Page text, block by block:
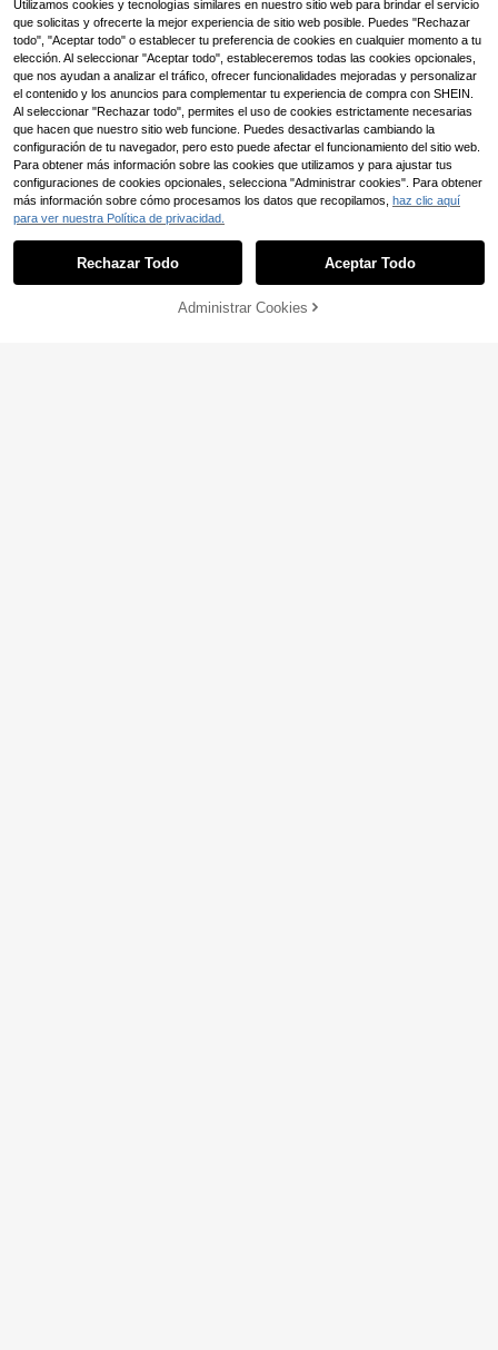
el cabello elásticos para yoga y dep
ortes, versátiles para uso diario y m
últiples ocasiones
AÑADIR A LA BOLSA
Utilizamos cookies y tecnologías similares en nuestro sitio web para brindar el servicio
que solicitas y ofrecerte la mejor experiencia de sitio web posible. Puedes "Rechazar
todo", "Aceptar todo" o establecer tu preferencia de cookies en cualquier momento a tu
elección. Al seleccionar "Aceptar todo", estableceremos todas las cookies opcionales,
que nos ayudan a analizar el tráfico, ofrecer funcionalidades mejoradas y personalizar
el contenido y los anuncios para complementar tu experiencia de compra con SHEIN.
Al seleccionar "Rechazar todo", permites el uso de cookies estrictamente necesarias
que hacen que nuestro sitio web funcione. Puedes desactivarlas cambiando la
configuración de tu navegador, pero esto puede afectar el funcionamiento del sitio web.
Para obtener más información sobre las cookies que utilizamos y para ajustar tus
configuraciones de cookies opcionales, selecciona "Administrar cookies". Para obtener
más información sobre cómo procesamos los datos que recopilamos, haz clic aquí
para ver nuestra Política de privacidad.
Rechazar Todo Aceptar Todo
Administrar Cookies